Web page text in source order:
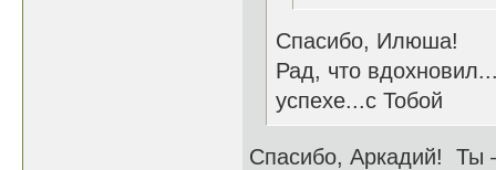
Спасибо, Илюша!
Рад, что
успехе...с Тобой
Спасибо, Аркадий! Ты